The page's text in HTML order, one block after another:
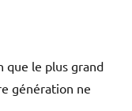
que le plus grand
génération ne